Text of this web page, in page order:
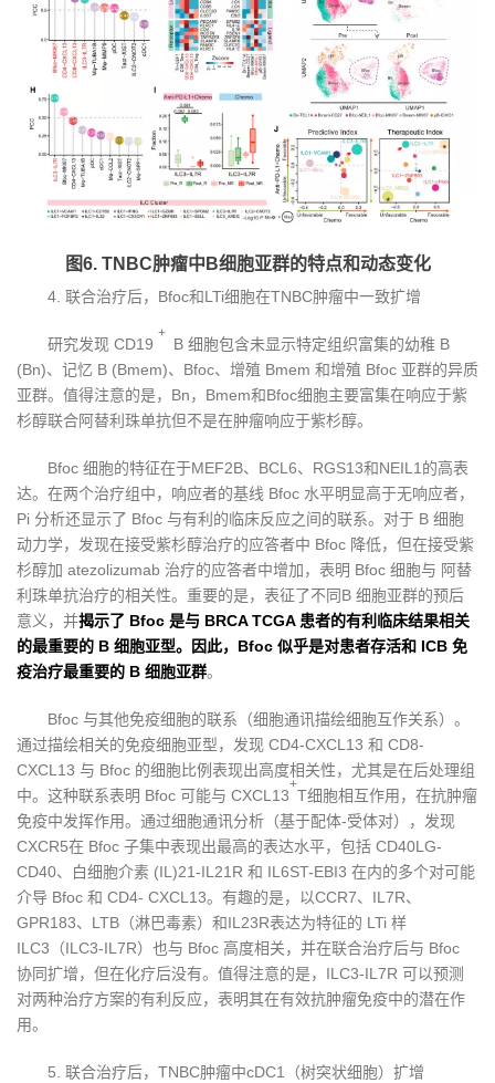
图6. TNBC肿瘤中B细胞亚群的特点和动态变化
4. 联合治疗后，Bfoc和LTi细胞在TNBC肿瘤中一致扩增
研究发现 CD19
+
B 细胞包含未显示特定组织富集的幼稚 B
(Bn)、记忆 B (Bmem)、Bfoc、增殖 Bmem 和增殖 Bfoc 亚群的异质
亚群。值得注意的是，Bn，Bmem和Bfoc细胞主要富集在响应于紫
杉醇联合阿替利珠单抗但不是在肿瘤响应于紫杉醇。
Bfoc 细胞的特征在于MEF2B、BCL6、RGS13和NEIL1的高表
达。在两个治疗组中，响应者的基线 Bfoc 水平明显高于无响应者，
Pi 分析还显示了 Bfoc 与有利的临床反应之间的联系。对于 B 细胞
动力学，发现在接受紫杉醇治疗的应答者中 Bfoc 降低，但在接受紫
杉醇加 atezolizumab 治疗的应答者中增加，表明 Bfoc 细胞与 阿替
利珠单抗治疗的相关性。重要的是，表征了不同B 细胞亚群的预后
意义，并揭示了 Bfoc 是与 BRCA TCGA 患者的有利临床结果相关
的最重要的 B 细胞亚型。因此，Bfoc 似乎是对患者存活和 ICB 免
疫治疗最重要的 B 细胞亚群。
Bfoc 与其他免疫细胞的联系（细胞通讯描绘细胞互作关系）。
通过描绘相关的免疫细胞亚型，发现 CD4-CXCL13 和 CD8-
CXCL13 与 Bfoc 的细胞比例表现出高度相关性，尤其是在后处理组
中。这种联系表明 Bfoc 可能与 CXCL13
+
T细胞相互作用，在抗肿瘤
免疫中发挥作用。通过细胞通讯分析（基于配体-受体对），发现
CXCR5在 Bfoc 子集中表现出最高的表达水平，包括 CD40LG-
CD40、白细胞介素 (IL)21-IL21R 和 IL6ST-EBI3 在内的多个对可能
介导 Bfoc 和 CD4- CXCL13。有趣的是，以CCR7、IL7R、
GPR183、LTB（淋巴毒素）和IL23R表达为特征的 LTi 样
ILC3（ILC3-IL7R）也与 Bfoc 高度相关，并在联合治疗后与 Bfoc
协同扩增，但在化疗后没有。值得注意的是，ILC3-IL7R 可以预测
对两种治疗方案的有利反应，表明其在有效抗肿瘤免疫中的潜在作
用。
5. 联合治疗后，TNBC肿瘤中cDC1（树突状细胞）扩增